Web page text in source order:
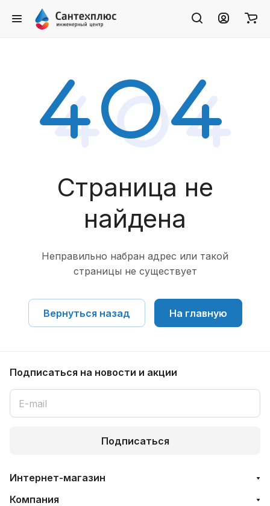
Страница не
найдена
Неправильно набран адрес или такой
страницы не существует
Вернуться назад На главную
Подписаться на новости и акции
Подписаться
Интернет-магазин
Компания